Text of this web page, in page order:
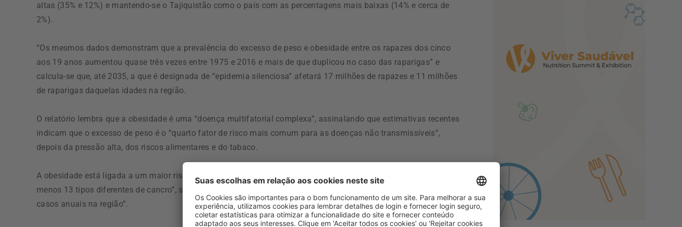
altas (35% e 12%) e mantendo-se o Tajiquistão como o país com as percentagens mais baixas (14% e cerca de
2%).
“Os mesmos dados demonstram que a prevalência do excesso de peso e obesidade entre os rapazes dos cinco
aos 19 anos aumentou quase três vezes entre 1975 e 2016 e mais de que duplicou no caso das raparigas” e
calcula-se que, até 2035, a que é designada de “epidemia silenciosa” afetará 17 milhões de rapazes e 11 milhões
de raparigas daquelas idades na região.
O relatório lembra que a obesidade é uma “doença multifatorial complexa”, assinalando que estimativas recentes
indicam que o excesso de peso é o “quarto fator de risco mais comum para as doenças não transmissíveis”,
depois da pressão alta, dos riscos alimentares e do tabaco.
A obesidade está ligada a um maior risco de doenças crónicas, incluindo as cardiovasculares, bem como a “pelo
menos 13 tipos diferentes de cancro”, sendo considerada “diretamente responsável por pelo menos 200 mil novos
casos anuais na região”.